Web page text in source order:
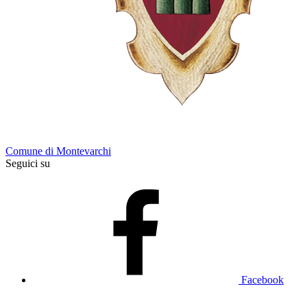
Comune di Montevarchi
Seguici su
Facebook